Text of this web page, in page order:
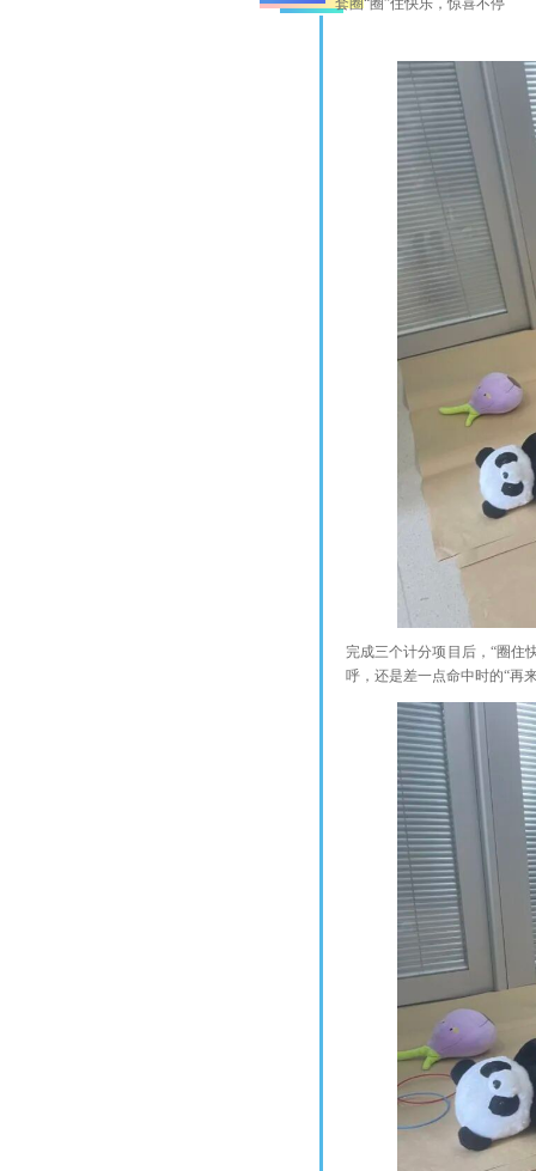
套圈“圈”住快乐，惊喜不停
完成三个计分项目后，“圈住
呼，还是差一点命中时的“再